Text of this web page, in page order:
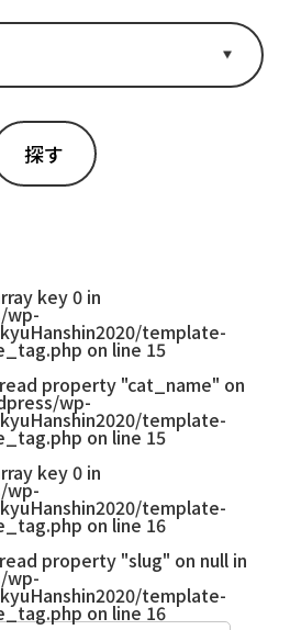
key 0 in
wp-
template-
on line 15
property "cat_name" on
wp-
template-
on line 15
key 0 in
wp-
template-
on line 16
property "slug" on null in
wp-
template-
on line 16